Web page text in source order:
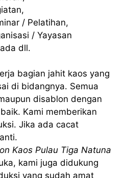
/ Pelatihan,
/ Yayasan
dll.
bagian jahit kaos yang
di bidangnya. Semua
disablon dengan
Kami memberikan
Jika ada cacat
Kaos Pulau Tiga Natuna
kami juga didukung
yang sudah amat